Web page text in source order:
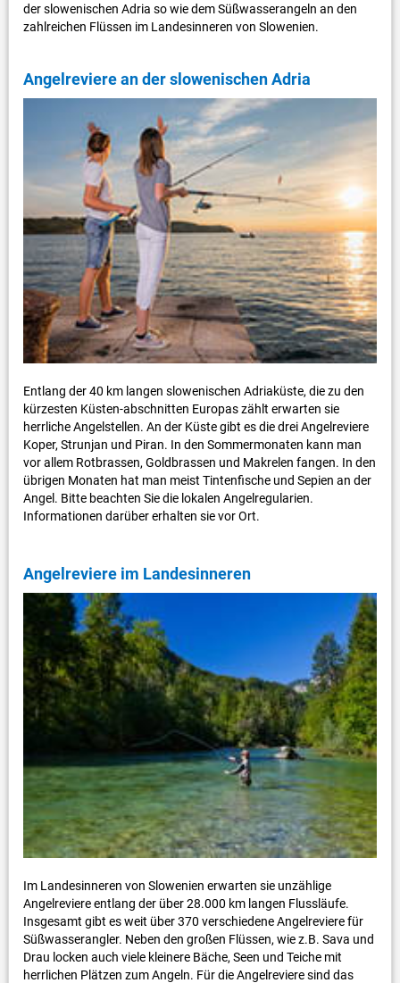
der slowenischen Adria so wie dem Süßwasserangeln an den
zahlreichen Flüssen im Landesinneren von Slowenien.
Angelreviere an der slowenischen Adria
Entlang der 40 km langen slowenischen Adriaküste, die zu den
kürzesten Küsten-abschnitten Europas zählt erwarten sie
herrliche Angelstellen. An der Küste gibt es die drei Angelreviere
Koper, Strunjan und Piran. In den Sommermonaten kann man
vor allem Rotbrassen, Goldbrassen und Makrelen fangen. In den
übrigen Monaten hat man meist Tintenfische und Sepien an der
Angel. Bitte beachten Sie die lokalen Angelregularien.
Informationen darüber erhalten sie vor Ort.
Angelreviere im Landesinneren
Im Landesinneren von Slowenien erwarten sie unzählige
Angelreviere entlang der über 28.000 km langen Flussläufe.
Insgesamt gibt es weit über 370 verschiedene Angelreviere für
Süßwasserangler. Neben den großen Flüssen, wie z.B. Sava und
Drau locken auch viele kleinere Bäche, Seen und Teiche mit
herrlichen Plätzen zum Angeln. Für die Angelreviere sind das